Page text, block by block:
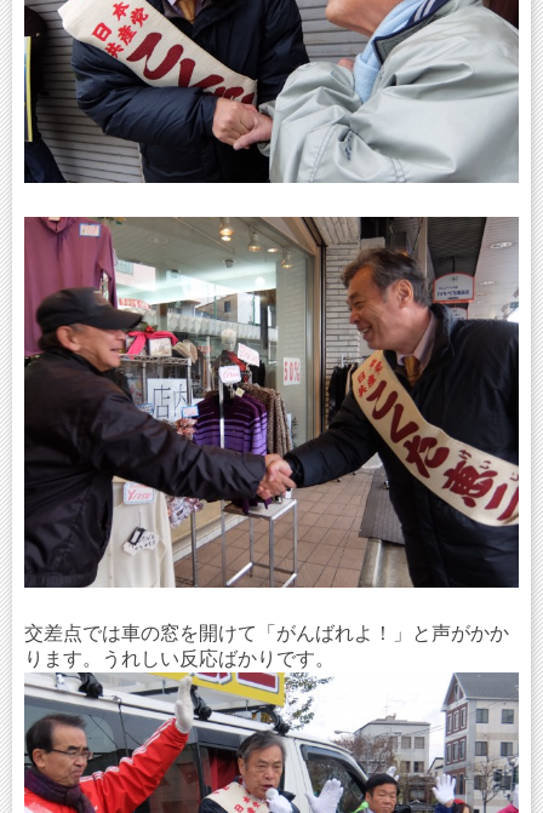
交差点では車の窓を開けて「がんばれよ！」と声がかか
ります。うれしい反応ばかりです。